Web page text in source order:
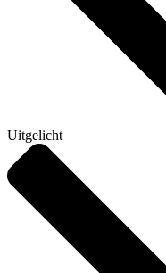
Uitgelicht